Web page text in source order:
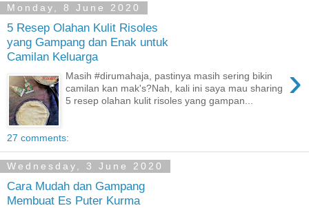
Monday, 8 June 2020
5 Resep Olahan Kulit Risoles
yang Gampang dan Enak untuk
Camilan Keluarga
›
Masih #dirumahaja, pastinya masih sering bikin
camilan kan mak's?Nah, kali ini saya mau sharing
5 resep olahan kulit risoles yang gampan...
27 comments:
Wednesday, 3 June 2020
Cara Mudah dan Gampang
Membuat Es Puter Kurma